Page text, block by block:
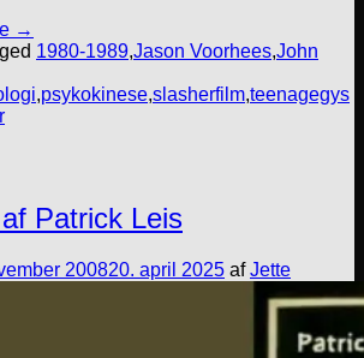
→
1980-1989,Jason Voorhees,John
,psykokinese,slasherfilm,teenagegys
Patrick Leis
200820. april 2025 afJette